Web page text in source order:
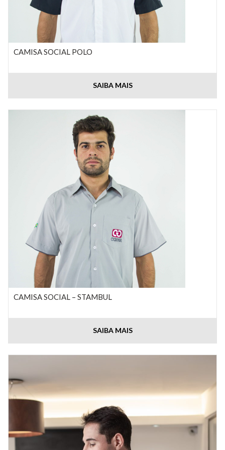
CAMISA SOCIAL POLO
SAIBA MAIS
CAMISA SOCIAL – STAMBUL
SAIBA MAIS